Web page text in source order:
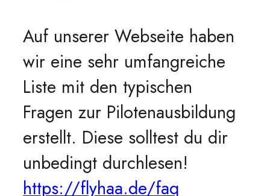
Auf unserer Webseite haben
wir eine sehr umfangreiche
Liste mit den typischen
Fragen zur Pilotenausbildung
erstellt. Diese solltest du dir
unbedingt durchlesen!
https://flyhaa.de/faq